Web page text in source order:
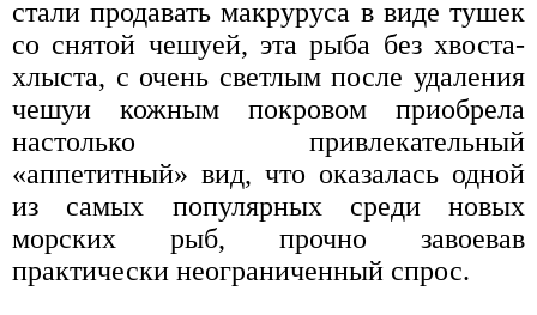
стали продавать макруруса в виде тушек
со снятой чешуей, эта рыба без хвоста-
хлыста, с очень светлым после удаления
чешуи кожным покровом приобрела
настолько привлекательный
«аппетитный» вид, что оказалась одной
из самых популярных среди новых
морских рыб, прочно завоевав
практически неограниченный спрос.